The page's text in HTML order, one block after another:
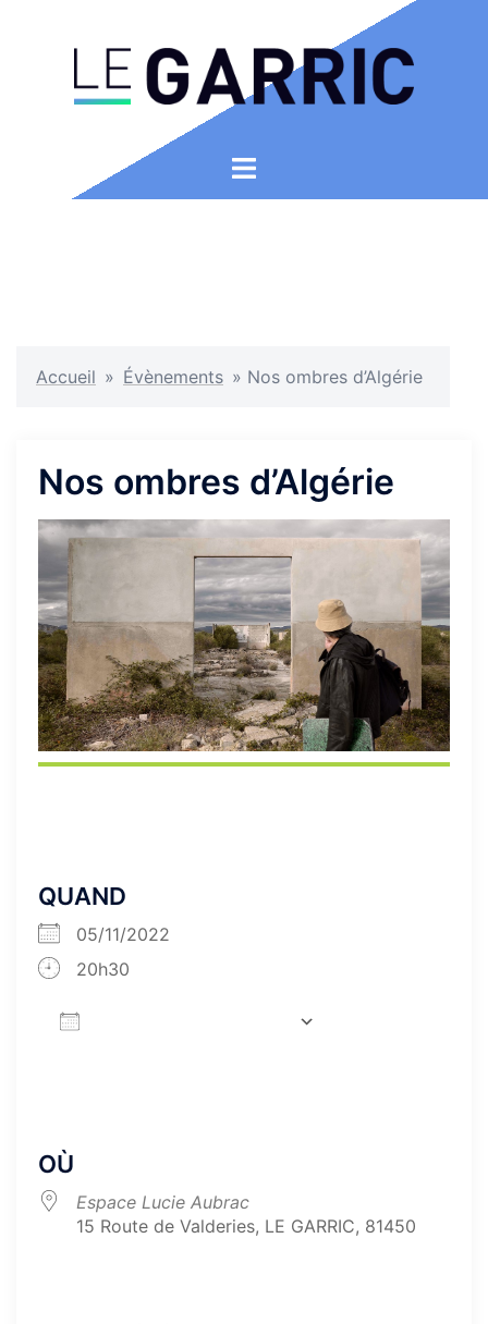
Ouvrir/fermer
Accueil » Évènements » Nos ombres d’Algérie
Nos ombres d’Algérie
QUAND
05/11/2022
20h30
OÙ
Espace Lucie Aubrac
15 Route de Valderies, LE GARRIC, 81450